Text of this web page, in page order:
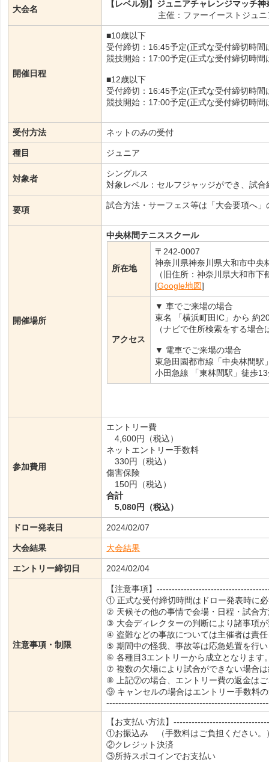
大会名
【レベル別】ジュニアチャレンジマッチ
主催：ファーイーストジュ
開催日程
■10歳以下
受付締切：16:45予定(正式な受付締切時
競技開始：17:00予定(正式な受付締切時
■12歳以下
受付締切：16:45予定(正式な受付締切時
競技開始：17:00予定(正式な受付締切時
受付方法 ネットのみの受付
種目 ジュニア
対象者
シングルス
対象レベル：セルフジャッジができ、試
要項 試合方法・サーフェス等は「大会要項へ
開催場所
中央林間テニススクール
所在地
〒242-0007
神奈川県神奈川県大和市中央
（旧住所：神奈川県大和市下
[Google地図]
アクセス
▼ 車でご来場の場合
東名 「横浜町田IC」から 約
（ナビで住所検索をする場
▼ 電車でご来場の場合
東急田園都市線「中央林間駅
小田急線 「東林間駅」徒歩
参加費用
エントリー費
4,600円（税込）
ネットエントリー手数料
330円（税込）
傷害保険
150円（税込）
合計
5,080円（税込）
ドロー発表日 2024/02/07
大会結果 大会結果
エントリー締切日 2024/02/04
注意事項・制限
【注意事項】
① 正式な受付締切時間はドロー発表時に
② 天候その他の事情で会場・日程・試合
③ 大会ディレクターの判断により諸事項
④ 盗難などの事故については主催者は責
⑤ 期間中の怪我、事故等は応急処置を行
⑥ 各種目3エントリーから成立となります
⑦ 複数の欠場により試合ができない場合
⑧ 上記⑦の場合、エントリー費の返金はご
⑨ キャンセルの場合はエントリー手数料
【お支払い方法】
①お振込み （手数料はご負担ください。
②クレジット決済
③所持スポコインでお支払い